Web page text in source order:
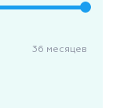
36 месяцев